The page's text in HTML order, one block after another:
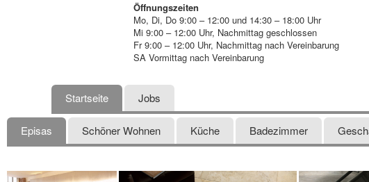
Öffnungszeiten
Mo, Di, Do 9:00 – 12:00 und 14:30 – 18:00 Uhr
Mi 9:00 – 12:00 Uhr, Nachmittag geschlossen
Fr 9:00 – 12:00 Uhr, Nachmittag nach Vereinbarung
SA Vormittag nach Vereinbarung
Startseite Jobs
Episas Schöner Wohnen Küche Badezimmer